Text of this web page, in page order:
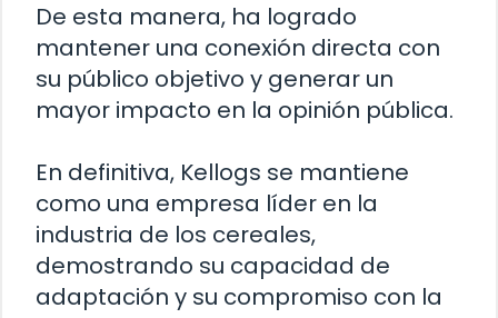
De esta manera, ha logrado
mantener una conexión directa con
su público objetivo y generar un
mayor impacto en la opinión pública.
En definitiva, Kellogs se mantiene
como una empresa líder en la
industria de los cereales,
demostrando su capacidad de
adaptación y su compromiso con la